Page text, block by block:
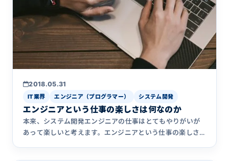
2018.05.31
IT業界 エンジニア（プログラマー） システム開発
エンジニアという仕事の楽しさは何なのか
本来、システム開発エンジニアの仕事はとてもやりがいが
あって楽しいと考えます。エンジニアという仕事の楽しさ